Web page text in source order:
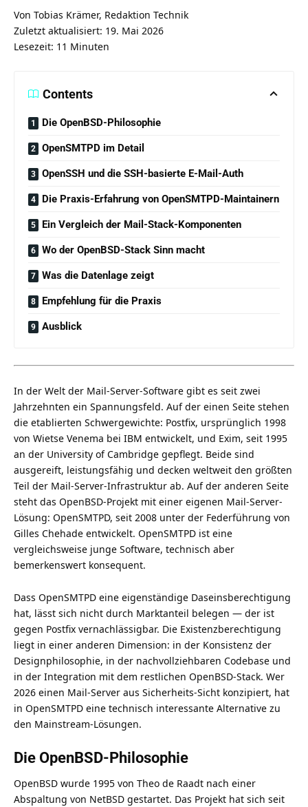
Von Tobias Krämer, Redaktion Technik
Zuletzt aktualisiert: 19. Mai 2026
Lesezeit: 11 Minuten
Contents
Die OpenBSD-Philosophie
OpenSMTPD im Detail
OpenSSH und die SSH-basierte E-Mail-Auth
Die Praxis-Erfahrung von OpenSMTPD-Maintainern
Ein Vergleich der Mail-Stack-Komponenten
Wo der OpenBSD-Stack Sinn macht
Was die Datenlage zeigt
Empfehlung für die Praxis
Ausblick
In der Welt der Mail-Server-Software gibt es seit zwei
Jahrzehnten ein Spannungsfeld. Auf der einen Seite stehen
die etablierten Schwergewichte: Postfix, ursprünglich 1998
von Wietse Venema bei IBM entwickelt, und Exim, seit 1995
an der University of Cambridge gepflegt. Beide sind
ausgereift, leistungsfähig und decken weltweit den größten
Teil der Mail-Server-Infrastruktur ab. Auf der anderen Seite
steht das OpenBSD-Projekt mit einer eigenen Mail-Server-
Lösung: OpenSMTPD, seit 2008 unter der Federführung von
Gilles Chehade entwickelt. OpenSMTPD ist eine
vergleichsweise junge Software, technisch aber
bemerkenswert konsequent.
Dass OpenSMTPD eine eigenständige Daseinsberechtigung
hat, lässt sich nicht durch Marktanteil belegen — der ist
gegen Postfix vernachlässigbar. Die Existenzberechtigung
liegt in einer anderen Dimension: in der Konsistenz der
Designphilosophie, in der nachvollziehbaren Codebase und
in der Integration mit dem restlichen OpenBSD-Stack. Wer
2026 einen Mail-Server aus Sicherheits-Sicht konzipiert, hat
in OpenSMTPD eine technisch interessante Alternative zu
den Mainstream-Lösungen.
Die OpenBSD-Philosophie
OpenBSD wurde 1995 von Theo de Raadt nach einer
Abspaltung von NetBSD gestartet. Das Projekt hat sich seit